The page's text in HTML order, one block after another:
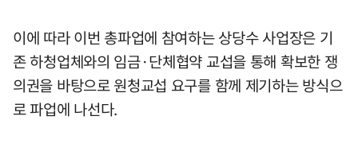
이에 따라 이번 총파업에 참여하는 상당수 사업장은 기
존 하청업체와의 임금·단체협약 교섭을 통해 확보한 쟁
의권을 바탕으로 원청교섭 요구를 함께 제기하는 방식으
로 파업에 나선다.